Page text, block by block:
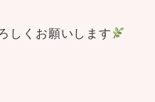
しくお願いします